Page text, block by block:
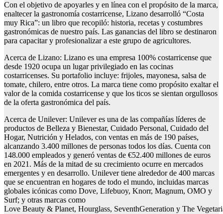
Con el objetivo de apoyarles y en línea con el propósito de la marca,
enaltecer la gastronomía costarricense, Lizano desarrolló “Costa
muy Rica”: un libro que recopiló: historia, recetas y costumbres
gastronómicas de nuestro país. Las ganancias del libro se destinaron
para capacitar y profesionalizar a este grupo de agricultores.
Acerca de Lizano: Lizano es una empresa 100% costarricense que
desde 1920 ocupa un lugar privilegiado en las cocinas
costarricenses. Su portafolio incluye: frijoles, mayonesa, salsa de
tomate, chilero, entre otros. La marca tiene como propósito exaltar el
valor de la comida costarricense y que los ticos se sientan orgullosos
de la oferta gastronómica del país.
Acerca de Unilever: Unilever es una de las compañías líderes de
productos de Belleza y Bienestar, Cuidado Personal, Cuidado del
Hogar, Nutrición y Helados, con ventas en más de 190 países,
alcanzando 3.400 millones de personas todos los días. Cuenta con
148.000 empleados y generó ventas de €52.400 millones de euros
en 2021. Más de la mitad de su crecimiento ocurre en mercados
emergentes y en desarrollo. Unilever tiene alrededor de 400 marcas
que se encuentran en hogares de todo el mundo, incluidas marcas
globales icónicas como Dove, Lifebuoy, Knorr, Magnum, OMO y
Surf; y otras marcas como
Love Beauty & Planet, Hourglass, SeventhGeneration y The